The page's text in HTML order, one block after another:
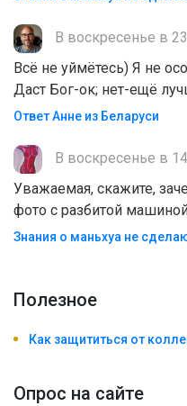
В воскресенье в
Всё не уймётесь) Я не
Даст Бог-ок; нет-ещё
Ответ Анне из Беларуси
В воскресенье в
Уважаемая, скажите,
фото с разбитой
Знания о маньхуа не
Полезноe
Как защититься от
Опрос на сайте